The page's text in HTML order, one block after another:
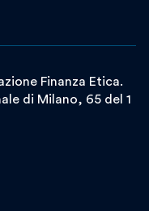
Finanza Etica.
di Milano, 65 del 1